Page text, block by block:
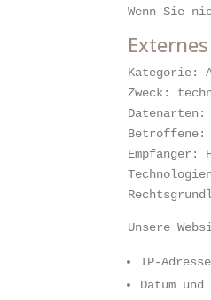
Wenn Sie
Kategorie:
Zweck:
Datenarten:
Betroffene:
Unsere
IP-Adresse
Datum